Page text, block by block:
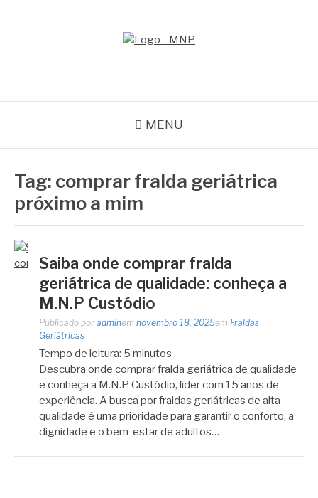
MENU
Tag: comprar fralda geriátrica
próximo a mim
Saiba onde comprar fralda
geriátrica de qualidade: conheça a
M.N.P Custódio
Publicado por adminem novembro 18, 2025em Fraldas
Geriátricas
Tempo de leitura: 5 minutos
Descubra onde comprar fralda geriátrica de qualidade
e conheça a M.N.P Custódio, líder com 15 anos de
experiência. A busca por fraldas geriátricas de alta
qualidade é uma prioridade para garantir o conforto, a
dignidade e o bem-estar de adultos…